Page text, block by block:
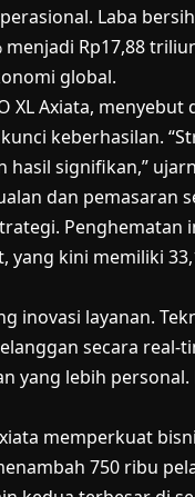
Laba bersih
Rp17,88
global.
XL Axiata,
keberhasilan.
signifikan,”
dan pemasaran
Penghematan
yang kini memiliki
inovasi layanan.
secara
yang lebih
memperkuat
750 ribu